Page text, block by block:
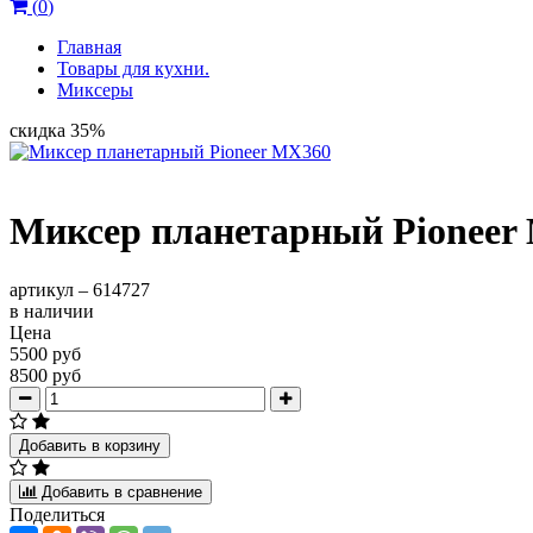
(0)
Главная
Товары для кухни.
Миксеры
скидка 35%
Миксер планетарный Pioneer
артикул – 614727
в наличии
Цена
5500 руб
8500 руб
Добавить в корзину
Добавить в сравнение
Поделиться